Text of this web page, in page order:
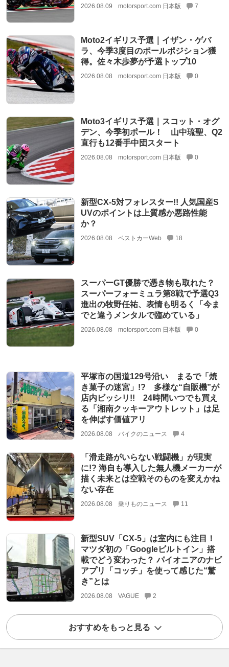
2026.08.09 motorsport.com 日本版 7
Moto2イギリス予選｜イザン・ゲバ
ラ、今季3度目のポールポジション獲
得。佐々木歩夢が予選トップ10
2026.08.08 motorsport.com 日本版 0
Moto3イギリス予選｜スコット・オグ
デン、今季初ポール！ 山中琉聖、Q2
直行も12番手中団スタート
2026.08.08 motorsport.com 日本版 0
新型CX-5対フォレスター!! 人気国産S
UVのポイントは上質感か悪路性能
か？
2026.08.08 ベストカーWeb 18
スーパーGT優勝で憑き物も取れた？
スーパーフォーミュラ第8戦で予選Q3
進出の牧野任祐、表情も明るく「今ま
でと違うメンタルで臨めている」
2026.08.08 motorsport.com 日本版 0
平塚市の国道129号沿い まるで「焼
き菓子の迷宮」!? 多様な“自販機”が
店内ビッシリ!! 24時間いつでも買え
る「湘南クッキーアウトレット」は足
を伸ばす価値アリ
2026.08.08 バイクのニュース 4
「滑走路がいらない戦闘機」が現実
に!? 海自も導入した無人機メーカーが
描く未来とは空戦そのものを変えかね
ない存在
2026.08.08 乗りものニュース 11
新型SUV「CX-5」は室内にも注目！
マツダ初の「Googleビルトイン」搭
載でどう変わった？ パイオニアのナビ
アプリ「コッチ」を使って感じた“驚
き”とは
2026.08.08 VAGUE 2
おすすめをもっと見る